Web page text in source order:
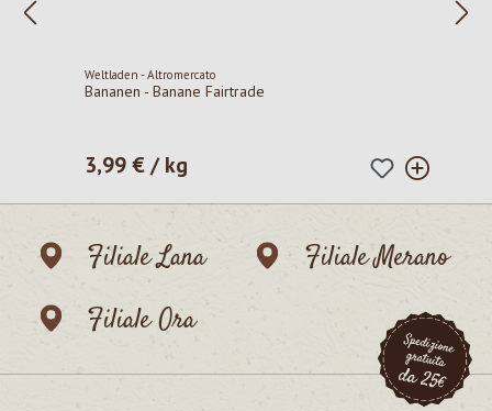
Weltladen - Altromercato
Bananen - Banane Fairtrade
Prezzo normale:
3,99 € / kg
Filiale Lana
Filiale Merano
Filiale Ora